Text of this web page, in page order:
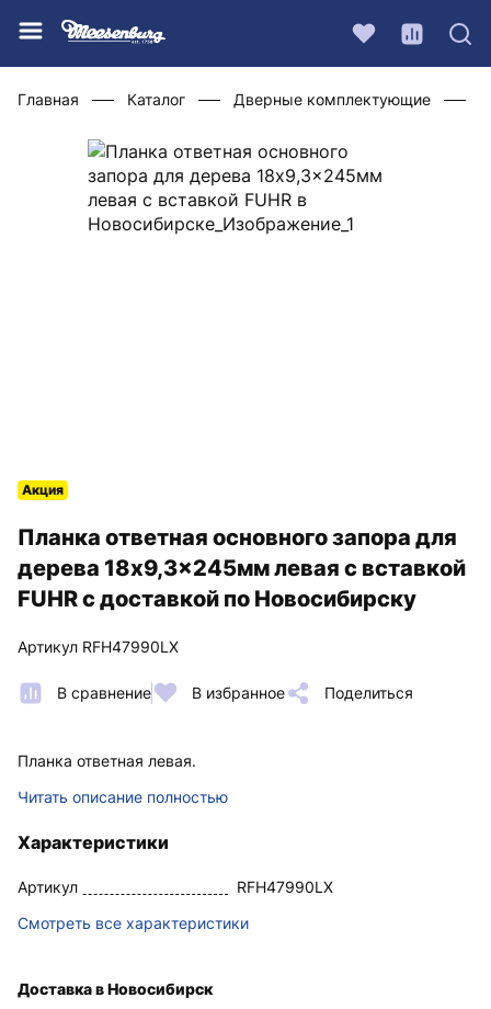
Главная Каталог Дверные комплектующие
Планка ответная основного запора для
дерева 18x9,3x245мм левая с вставкой
FUHR с доставкой по Новосибирску
Артикул RFH47990LX
В сравнение В избранное Поделиться
Акция
Планка ответная левая.
Читать описание полностью
Характеристики
Артикул
RFH47990LX
Смотреть все характеристики
Доставка в Новосибирск